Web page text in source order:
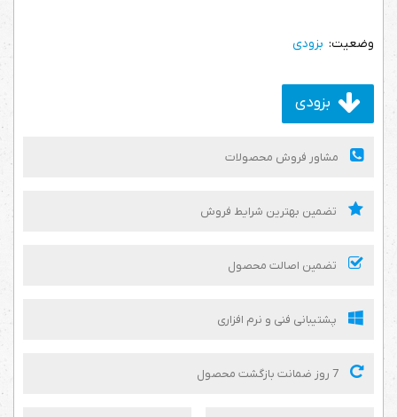
بزودی
بزودی
مشاور فروش محصولات
تضمین بهترین شرایط فروش
تضمین اصالت محصول
پشتیبانی فنی و نرم افزاری